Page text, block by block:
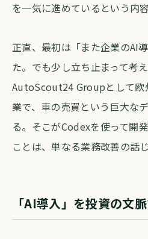
を一気に進めているという内容
正直、最初は「また企業のAI
た。でも少し立ち止まって考
AutoScout24 Groupとして欧
業で、車の売買という巨大な
る。そこがCodexを使って開
ことは、単なる業務改善の話
「AI導入」を投資の文